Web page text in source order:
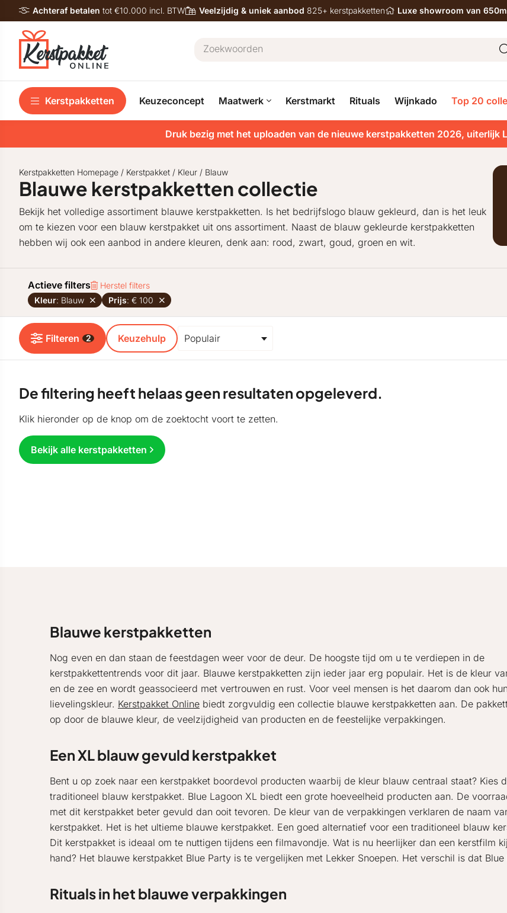
Achteraf betalen tot €10.000 incl. BTW Veelzijdig & uniek aanbod 825+ kerstpakketten Luxe showroom van
Kerstpakketten Keuzeconcept Maatwerk Kerstmarkt Rituals Wijnkado Top 20
Druk bezig met het uploaden van de nieuwe kerstpakketten 2026, uiterlijk
Kerstpakketten Homepage / Kerstpakket / Kleur / Blauw
Blauwe kerstpakketten collectie
Bekijk het volledige assortiment blauwe kerstpakketten. Is het bedrijfslogo blauw gekleurd, dan is het leuk
om te kiezen voor een blauw kerstpakket uit ons assortiment. Naast de blauw gekleurde kerstpakketten
hebben wij ook een aanbod in andere kleuren, denk aan: rood, zwart, goud, groen en wit.
Actieve filters
Herstel filters
Kleur: Blauw Prijs: € 100
Filteren 2 Keuzehulp
De filtering heeft helaas geen resultaten opgeleverd.
Klik hieronder op de knop om de zoektocht voort te zetten.
Bekijk alle kerstpakketten
Blauwe kerstpakketten
Nog even en dan staan de feestdagen weer voor de deur. De hoogste tijd om u te verdiepen in de
kerstpakkettentrends voor dit jaar. Blauwe kerstpakketten zijn ieder jaar erg populair. Het is de kleur
en de zee en wordt geassocieerd met vertrouwen en rust. Voor veel mensen is het daarom dan ook hun
lievelingskleur. Kerstpakket Online biedt zorgvuldig een collectie blauwe kerstpakketten aan. De
op door de blauwe kleur, de veelzijdigheid van producten en de feestelijke verpakkingen.
Een XL blauw gevuld kerstpakket
Bent u op zoek naar een kerstpakket boordevol producten waarbij de kleur blauw centraal staat? Kies
traditioneel blauw kerstpakket. Blue Lagoon XL biedt een grote hoeveelheid producten aan. De
met dit kerstpakket beter gevuld dan ooit tevoren. De kleur van de verpakkingen verklaren de naam
kerstpakket. Het is het ultieme blauwe kerstpakket. Een goed alternatief voor een traditioneel blauw
Dit kerstpakket is ideaal om te nuttigen tijdens een filmavondje. Wat is nu heerlijker dan een kerstfilm
hand? Het blauwe kerstpakket Blue Party is te vergelijken met Lekker Snoepen. Het verschil is dat
Rituals in het blauwe verpakkingen